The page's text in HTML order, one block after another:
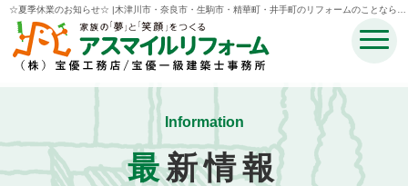
☆夏季休業のお知らせ☆ |木津川市・奈良市・生駒市・精華町・井手町のリフォームのことなら宝
優工務店アスマイルリフォーム
Information
最新情報